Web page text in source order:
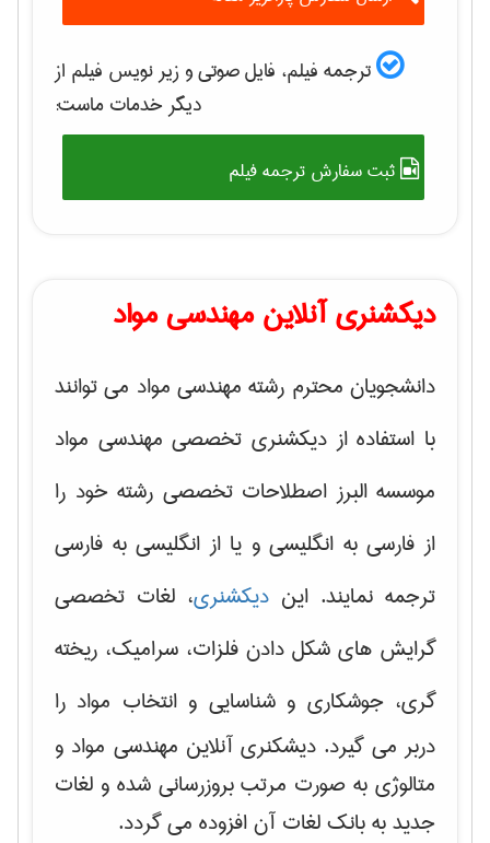
ترجمه فیلم، فایل صوتی و زیر نویس فیلم از
دیگر خدمات ماست:
ثبت سفارش ترجمه فیلم
دیکشنری آنلاین مهندسی مواد
دانشجویان محترم رشته مهندسی مواد می توانند
با استفاده از دیکشنری تخصصی مهندسی مواد
موسسه البرز اصطلاحات تخصصی رشته خود را
از فارسی به انگلیسی و یا از انگلیسی به فارسی
ترجمه نمایند. این دیکشنری، لغات تخصصی
گرایش های شکل دادن فلزات، سرامیک، ریخته
گری، جوشکاری و شناسایی و انتخاب مواد را
دربر می گیرد. دیشکنری آنلاین مهندسی مواد و
متالوژی به صورت مرتب بروزرسانی شده و لغات
جدید به بانک لغات آن افزوده می گردد.